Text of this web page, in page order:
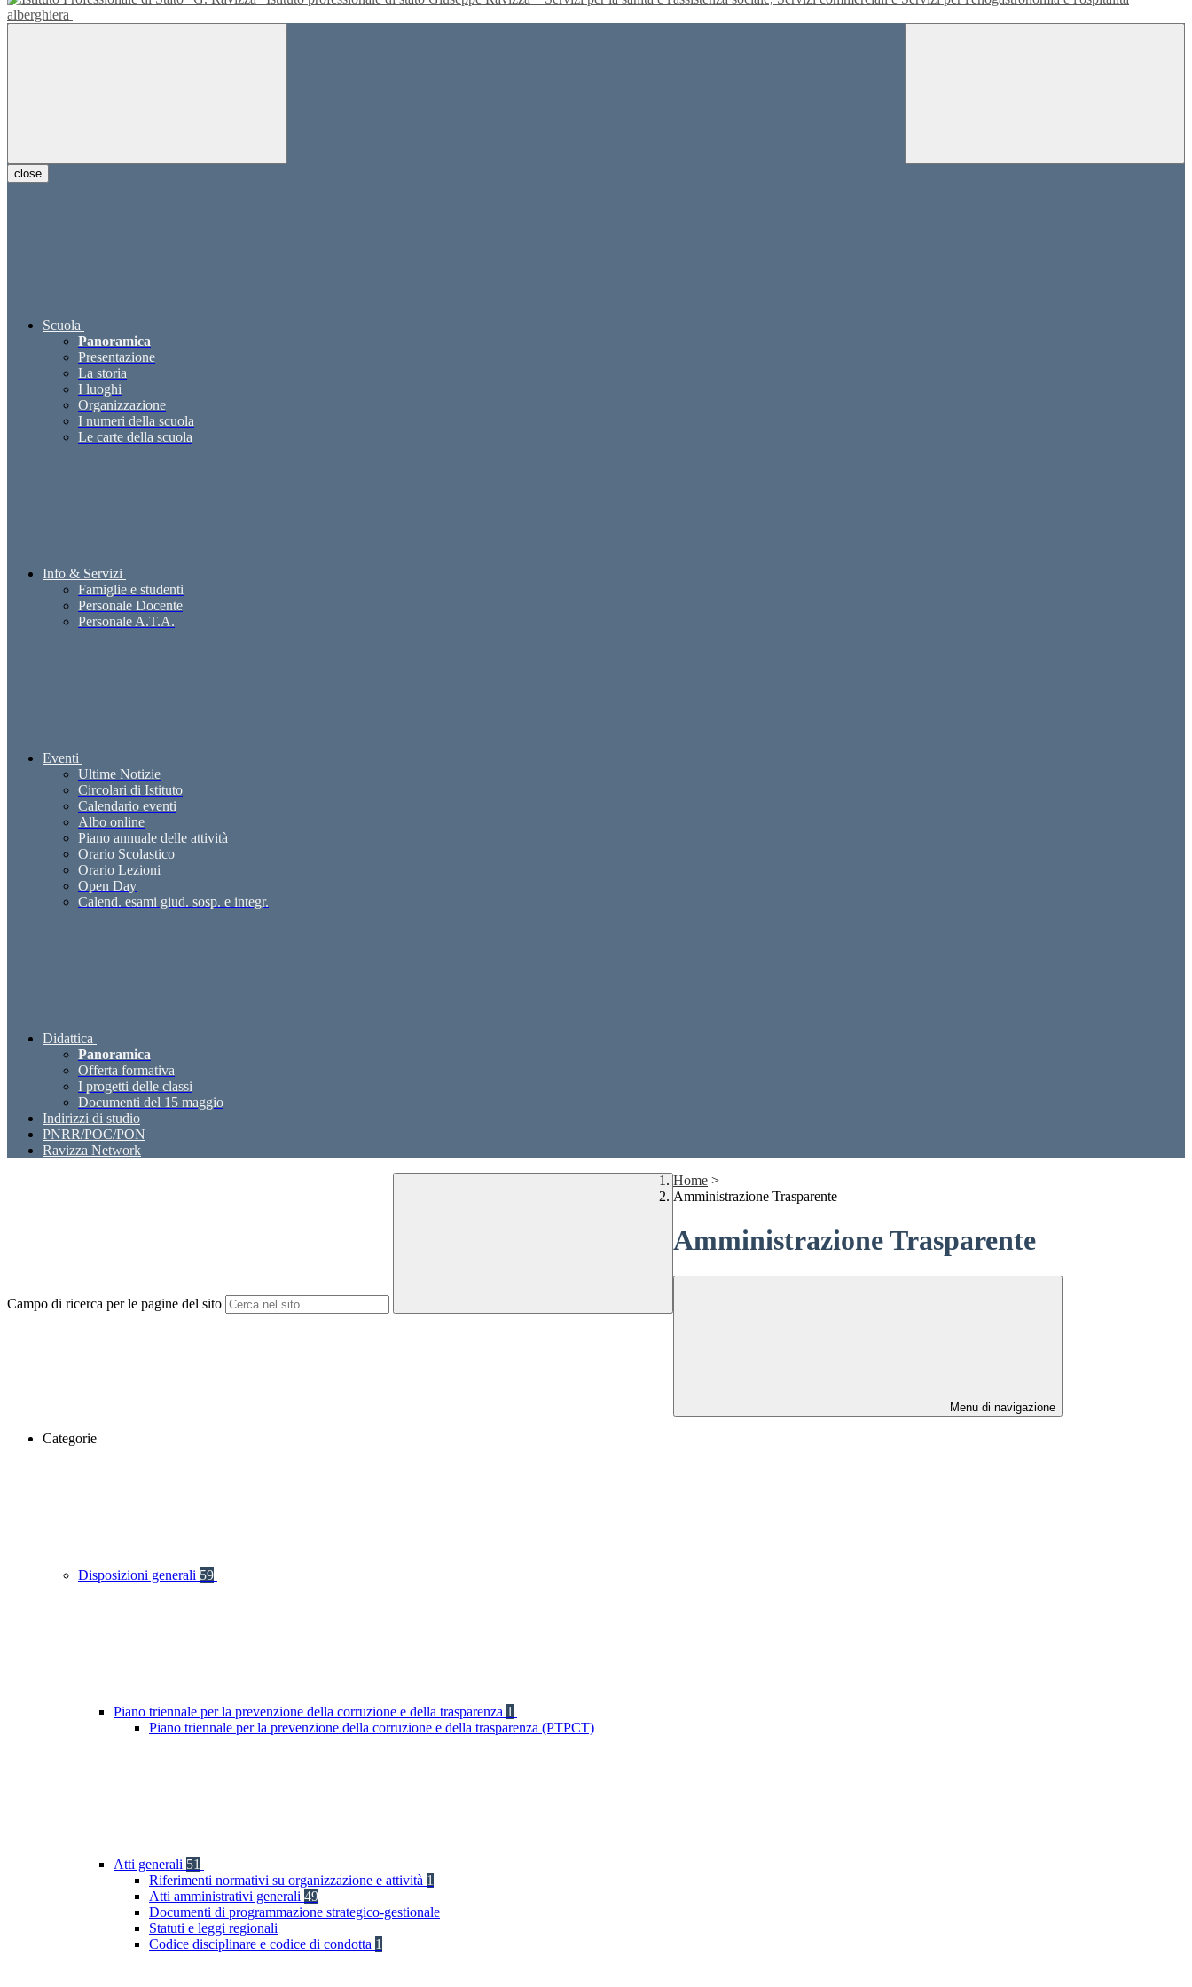
alberghiera
close
Scuola
Panoramica
Presentazione
La storia
I luoghi
Organizzazione
I numeri della scuola
Le carte della scuola
Info & Servizi
Famiglie e studenti
Personale Docente
Personale A.T.A.
Eventi
Ultime Notizie
Circolari di Istituto
Calendario eventi
Albo online
Piano annuale delle attività
Orario Scolastico
Orario Lezioni
Open Day
Calend. esami giud. sosp. e integr.
Didattica
Panoramica
Offerta formativa
I progetti delle classi
Documenti del 15 maggio
Indirizzi di studio
PNRR/POC/PON
Ravizza Network
Campo di ricerca per le pagine del sito
Home >
Amministrazione Trasparente
Amministrazione Trasparente
Menu di navigazione
Categorie
Disposizioni generali 59
Piano triennale per la prevenzione della corruzione e della trasparenza 1
Piano triennale per la prevenzione della corruzione e della trasparenza (PTPCT)
Atti generali 51
Riferimenti normativi su organizzazione e attività 1
Atti amministrativi generali 49
Documenti di programmazione strategico-gestionale
Statuti e leggi regionali
Codice disciplinare e codice di condotta 1